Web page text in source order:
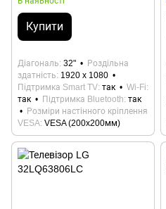
Купити
Діагональ 32"
Роздільна
здатність 1920 x 1080
Підтримка Smart TV так
Wi-Fi
так
Підтримка Bluetooth так
Розміри настінного кріплення
VESA VESA (200x200мм)